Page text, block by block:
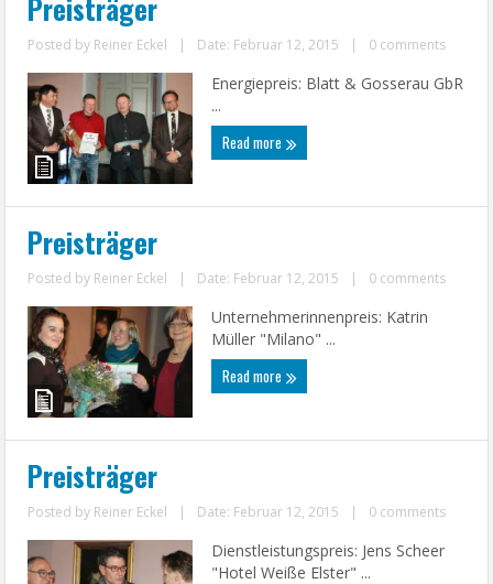
Preisträger
Posted by Reiner Eckel | Date: Februar 12, 2015 | 0 comments
Energiepreis: Blatt & Gosserau GbR
...
Read more
Preisträger
Posted by Reiner Eckel | Date: Februar 12, 2015 | 0 comments
Unternehmerinnenpreis: Katrin
Müller "Milano" ...
Read more
Preisträger
Posted by Reiner Eckel | Date: Februar 12, 2015 | 0 comments
Dienstleistungspreis: Jens Scheer
"Hotel Weiße Elster" ...